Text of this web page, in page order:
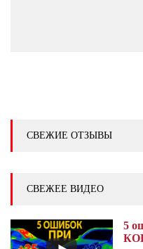
СВЕЖИЕ ОТЗЫВЫ
СВЕЖЕЕ ВИДЕО
5